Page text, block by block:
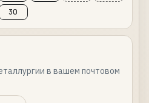
30
в вашем почтовом